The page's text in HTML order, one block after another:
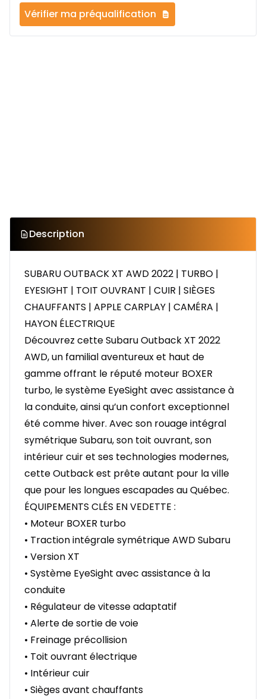
Vérifier ma préqualification
Description
SUBARU OUTBACK XT AWD 2022 | TURBO |
EYESIGHT | TOIT OUVRANT | CUIR | SIÈGES
CHAUFFANTS | APPLE CARPLAY | CAMÉRA |
HAYON ÉLECTRIQUE
Découvrez cette Subaru Outback XT 2022
AWD, un familial aventureux et haut de
gamme offrant le réputé moteur BOXER
turbo, le système EyeSight avec assistance à
la conduite, ainsi qu’un confort exceptionnel
été comme hiver. Avec son rouage intégral
symétrique Subaru, son toit ouvrant, son
intérieur cuir et ses technologies modernes,
cette Outback est prête autant pour la ville
que pour les longues escapades au Québec.
ÉQUIPEMENTS CLÉS EN VEDETTE :
• Moteur BOXER turbo
• Traction intégrale symétrique AWD Subaru
• Version XT
• Système EyeSight avec assistance à la
conduite
• Régulateur de vitesse adaptatif
• Alerte de sortie de voie
• Freinage précollision
• Toit ouvrant électrique
• Intérieur cuir
• Sièges avant chauffants